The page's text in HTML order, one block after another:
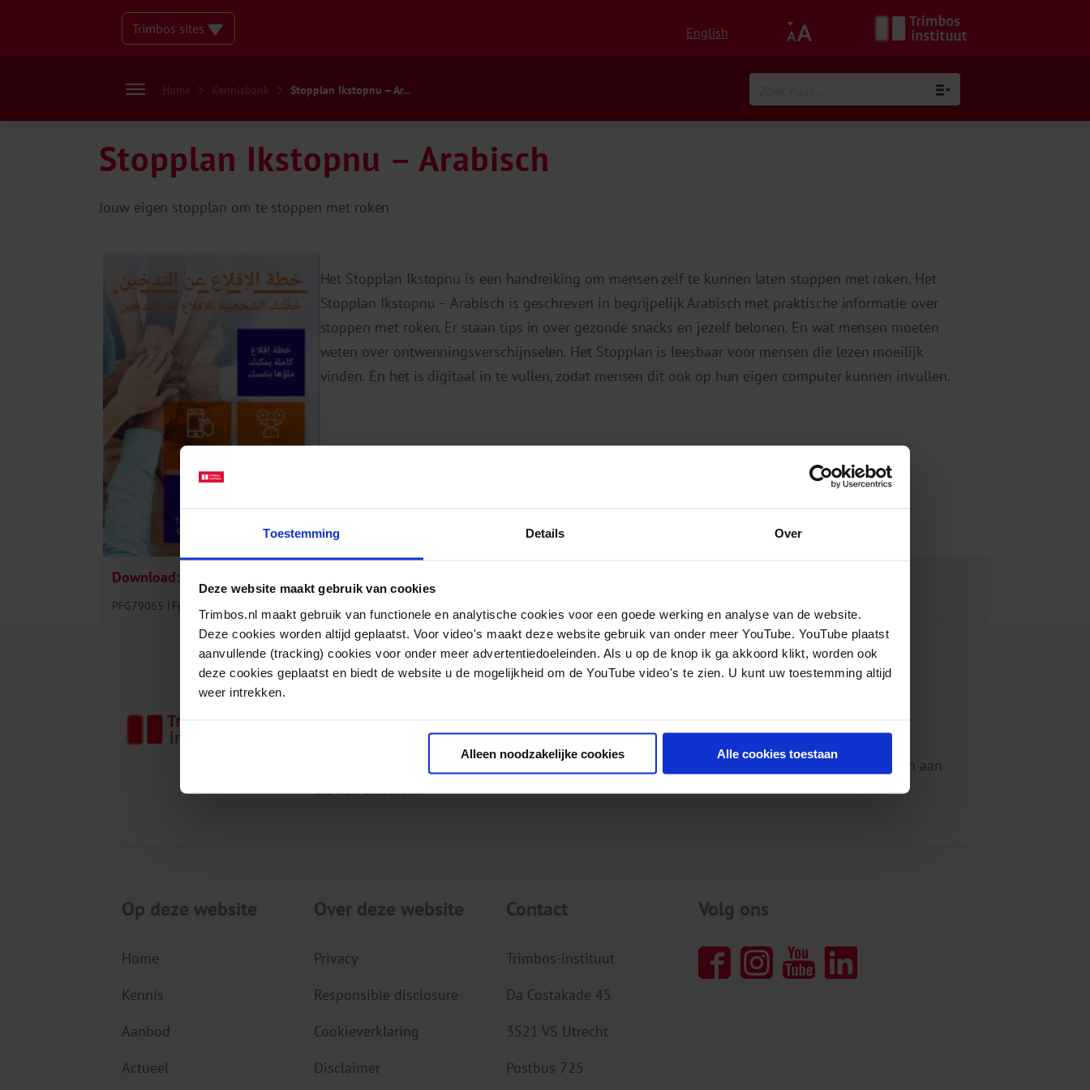
Toestemming Details Over
Deze website maakt gebruik van cookies
Trimbos.nl maakt gebruik van functionele en analytische cookies voor een goede werking en analyse van de website.
Deze cookies worden altijd geplaatst. Voor video's maakt deze website gebruik van onder meer YouTube. YouTube plaatst
aanvullende (tracking) cookies voor onder meer advertentiedoeleinden. Als u op de knop ik ga akkoord klikt, worden ook
deze cookies geplaatst en biedt de website u de mogelijkheid om de YouTube video's te zien. U kunt uw toestemming altijd
weer intrekken.
Alleen noodzakelijke cookies Alle cookies toestaan
Trimbos sites English
Home Kennisbank Stopplan Ikstopnu – Ar...
Stopplan Ikstopnu – Arabisch
Jouw eigen stopplan om te stoppen met roken
Het Stopplan Ikstopnu is een handreiking om mensen zelf te kunnen laten stoppen met roken. Het
Stopplan Ikstopnu – Arabisch is geschreven in begrijpelijk Arabisch met praktische informatie over
stoppen met roken. Er staan tips in over gezonde snacks en jezelf belonen. En wat mensen moeten
weten over ontwenningsverschijnselen. Het Stopplan is leesbaar voor mensen die lezen moeilijk
vinden. En het is digitaal in te vullen, zodat mensen dit ook op hun eigen computer kunnen invullen.
Download:
PFG79065 Folders en brochures
gezondheid, alcohol, tabak en drugs. We doen onderzoek, verspreiden en implementeren onze
kennis, zodat mensen aan hun eigen mentale gezondheid kunnen werken en bij kunnen dragen aan
die van anderen.
Op deze website
Home
Kennis
Aanbod
Actueel
Over deze website
Privacy
Responsible disclosure
Cookieverklaring
Disclaimer
Contact
Trimbos-instituut
Da Costakade 45
3521 VS Utrecht
Postbus 725
Volg ons